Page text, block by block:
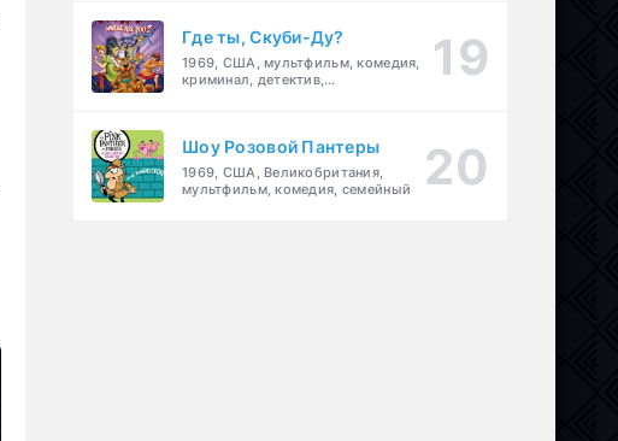
Где ты, Скуби-Ду?
1969, США, мультфильм, комедия,
криминал, детектив,
Шоу Розовой Пантеры
1969, США, Великобритания,
мультфильм, комедия, семейный